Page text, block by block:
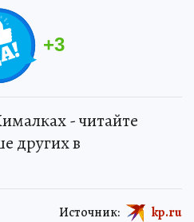
+3
- читайте
других в
Источник: kp.ru